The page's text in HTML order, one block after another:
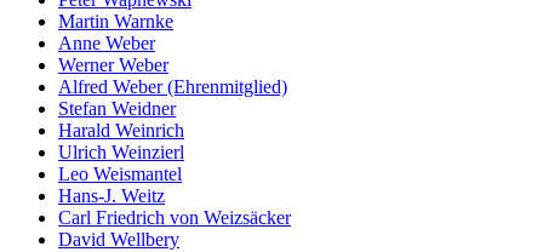
Martin Warnke
Anne Weber
Werner Weber
Alfred Weber (Ehrenmitglied)
Stefan Weidner
Harald Weinrich
Ulrich Weinzierl
Leo Weismantel
Hans-J. Weitz
Carl Friedrich von Weizsäcker
David Wellbery